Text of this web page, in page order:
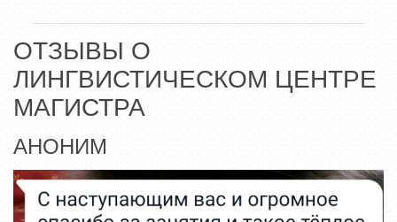
ОТЗЫВЫ О
ЛИНГВИСТИЧЕСКОМ ЦЕНТРЕ
МАГИСТРА
АНОНИМ